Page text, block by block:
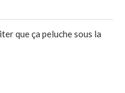
que ça peluche sous la